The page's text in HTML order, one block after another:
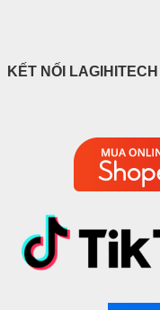
KẾT NỐI LAGIHITECH